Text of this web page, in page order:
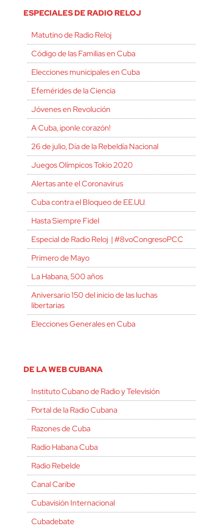
ESPECIALES DE RADIO RELOJ
Matutino de Radio Reloj
Código de las Familias en Cuba
Elecciones municipales en Cuba
Efemérides de la Ciencia
Jóvenes en Revolución
A Cuba, ¡ponle corazón!
26 de julio, Día de la Rebeldía Nacional
Juegos Olímpicos Tokio 2020
Alertas ante el Coronavirus
Cuba contra el Bloqueo de EE.UU.
Hasta Siempre Fidel
Especial de Radio Reloj | #8voCongresoPCC
Primero de Mayo
La Habana, 500 años
Aniversario 150 del inicio de las luchas
libertarias
Elecciones Generales en Cuba
DE LA WEB CUBANA
Instituto Cubano de Radio y Televisión
Portal de la Radio Cubana
Razones de Cuba
Radio Habana Cuba
Radio Rebelde
Canal Caribe
Cubavisión Internacional
Cubadebate